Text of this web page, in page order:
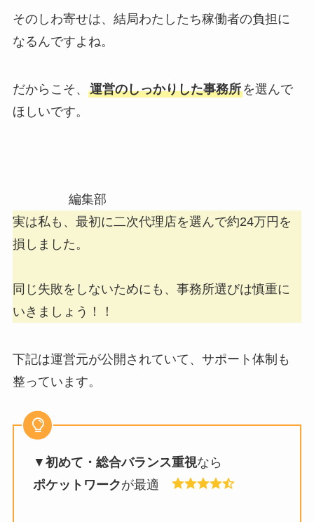
そのしわ寄せは、結局わたしたち稼働者の負担に
なるんですよね。
だからこそ、 運営のしっかりした事務所を選んで
ほしいです。
編集部
実は私も、最初に二次代理店を選んで約24万円を
損しました。
同じ失敗をしないためにも、事務所選びは慎重に
いきましょう！！
下記は運営元が公開されていて、サポート体制も
整っています。
▼ 初めて・総合バランス重視なら
ポケットワークが最適